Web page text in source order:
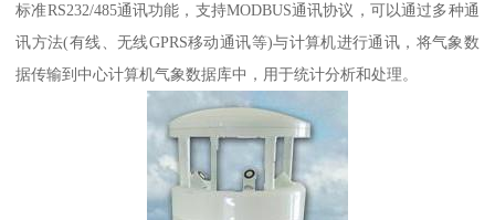
标准RS232/485通讯功能，支持MODBUS通讯协议，可以通过多种通
讯方法(有线、无线GPRS移动通讯等)与计算机进行通讯，将气象数
据传输到中心计算机气象数据库中，用于统计分析和处理。